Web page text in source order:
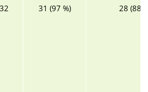
32 31 (97 %) 28 (88